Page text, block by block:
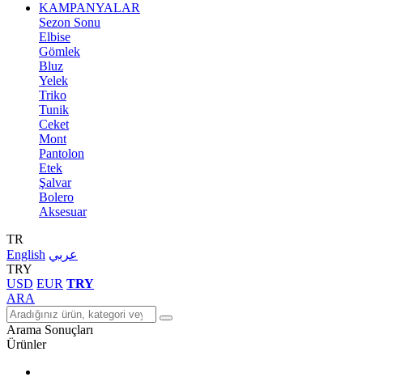
KAMPANYALAR
Sezon Sonu
Elbise
Gömlek
Bluz
Yelek
Triko
Tunik
Ceket
Mont
Pantolon
Etek
Şalvar
Bolero
Aksesuar
TR
English عربي
TRY
USD EUR TRY
ARA
Arama Sonuçları
Ürünler